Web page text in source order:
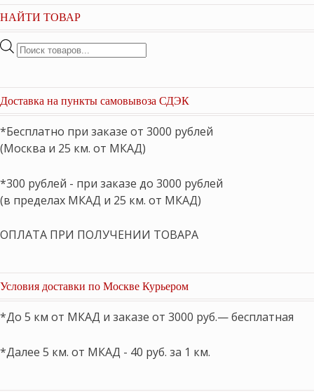
НАЙТИ ТОВАР
Поиск
Доставка на пункты самовывоза СДЭК
*Бесплатно при заказе от 3000 рублей
(Москва и 25 км. от МКАД)
*300 рублей - при заказе до 3000 рублей
(в пределах МКАД и 25 км. от МКАД)
ОПЛАТА ПРИ ПОЛУЧЕНИИ ТОВАРА
Условия доставки по Москве Курьером
*До 5 км от МКАД и заказе от 3000 руб.— бесплатная
*Далее 5 км. от МКАД - 40 руб. за 1 км.